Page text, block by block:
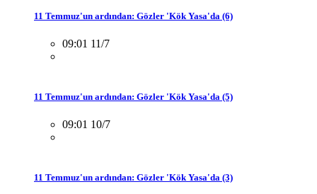
11 Temmuz'un ardından: Gözler 'Kök Yasa'da (6)
09:01 11/7
11 Temmuz'un ardından: Gözler 'Kök Yasa'da (5)
09:01 10/7
11 Temmuz'un ardından: Gözler 'Kök Yasa'da (3)